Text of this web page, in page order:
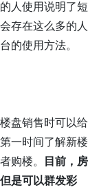
人使用说明了短
存在这么多的人
的使用方法。
盘销售时可以给
第一时间了解新楼
购楼。
目前，房
是可以群发彩